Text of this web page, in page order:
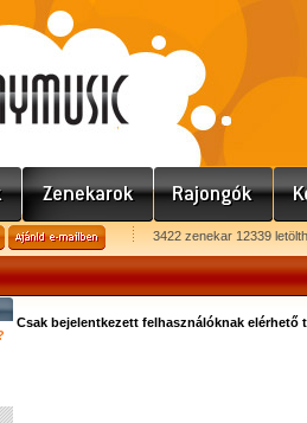
3422 zenekar 12339
Csak bejelentkezett felhasználóknak elérhető